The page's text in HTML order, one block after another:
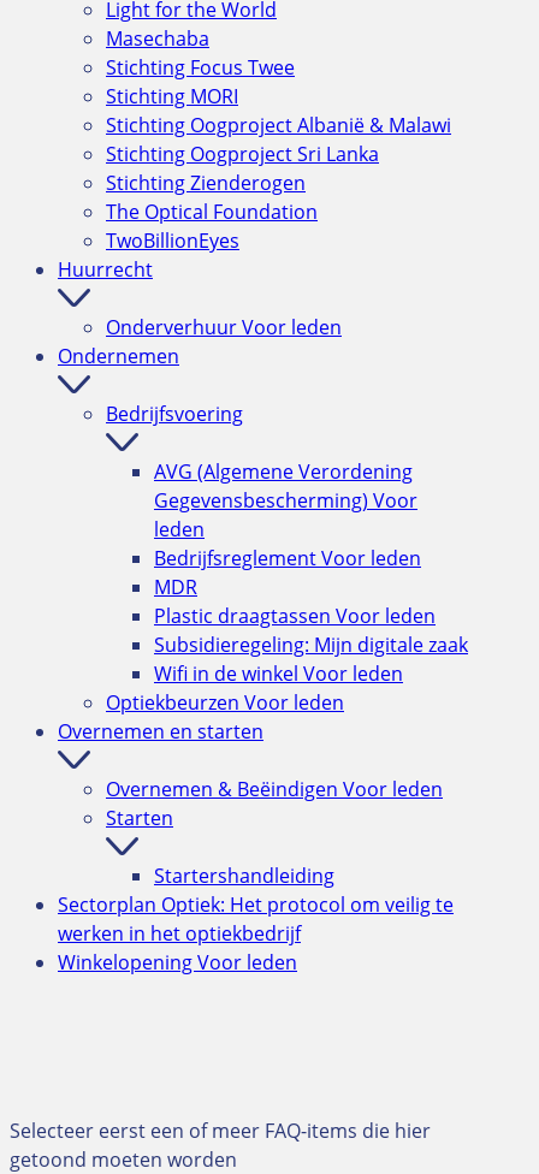
Light for the World
Masechaba
Stichting Focus Twee
Stichting MORI
Stichting Oogproject Albanië & Malawi
Stichting Oogproject Sri Lanka
Stichting Zienderogen
The Optical Foundation
TwoBillionEyes
Huurrecht
OnderverhuurVoor leden
Ondernemen
Bedrijfsvoering
AVG (Algemene Verordening
Gegevensbescherming) Voor
leden
BedrijfsreglementVoor leden
MDR
Plastic draagtassen Voor leden
Subsidieregeling: Mijn digitale zaak
Wifi in de winkel Voor leden
Optiekbeurzen Voor leden
Overnemen en starten
Overnemen & Beëindigen Voor leden
Starten
Startershandleiding
Sectorplan Optiek: Het protocol om veilig te
werken in het optiekbedrijf
WinkelopeningVoor leden
Selecteer eerst een of meer FAQ-items die hier
getoond moeten worden